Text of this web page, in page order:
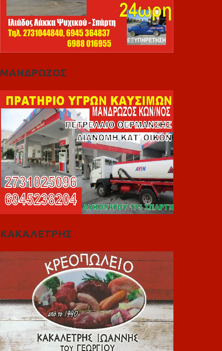
ΜΑΝΔΡΩΖΟΣ
ΚΑΚΑΛΕΤΡΗΣ